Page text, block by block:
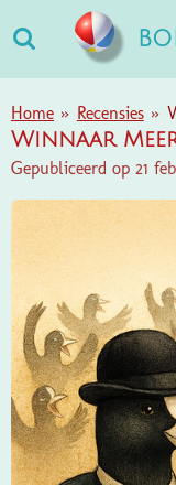
direct
naar
de
hoofdinhoud
Home » Recensies »
Winnaar
Gepubliceerd op 21